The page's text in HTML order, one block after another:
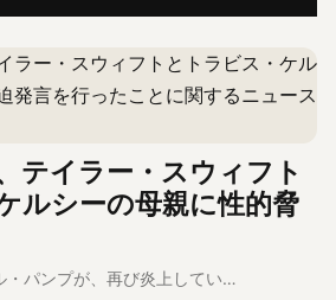
テイラー・スウィフト
ルシーの母親に性的脅
・パンプが、再び炎上してい…